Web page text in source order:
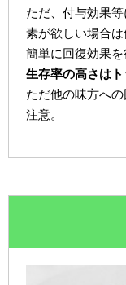
ただ、付与効果
素が欲しい場合は
簡単に回復効果を
生存率の高さは
ただ他の味方へ
注意。